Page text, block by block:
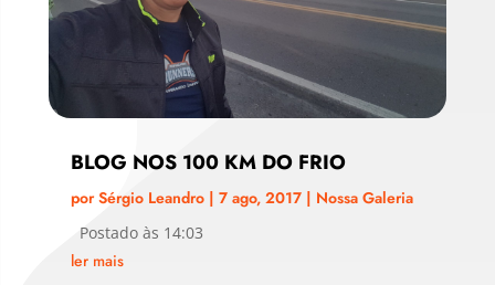
BLOG NOS 100 KM DO FRIO
porSérgio Leandro| 7 ago, 2017| Nossa Galeria
Postado às 14:03
ler mais